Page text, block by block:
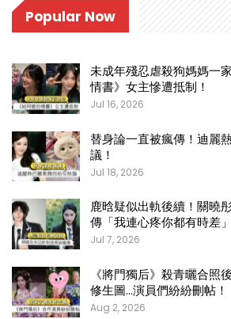
Popular Now
未成年殘忍虐殺狗媽媽一
情書》女主慘遭抵制！
Jul 16, 2026
替身論一直被瘋傳！迪麗
議！
Jul 18, 2026
鹿晗疑似出軌後續！關曉
傳「我連心疼你都有時差」
Jul 7, 2026
《將門獨后》殺青曬合照
修生圖…演員們紛紛刪帖！
Aug 2, 2026